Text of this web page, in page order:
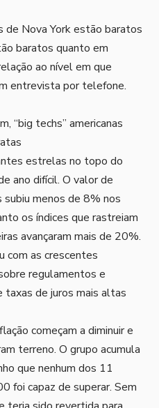
de Nova York estão baratos
baratos quanto em
ao nível em que
entrevista por telefone.
“big techs” americanas
estrelas no topo do
ano difícil. O valor de
menos de 8% nos
os índices que rastreiam
avançaram mais de 20%.
com as crescentes
regulamentos e
taxas de juros mais altas
começam a diminuir e
terreno. O grupo acumula
que nenhum dos 11
foi capaz de superar. Sem